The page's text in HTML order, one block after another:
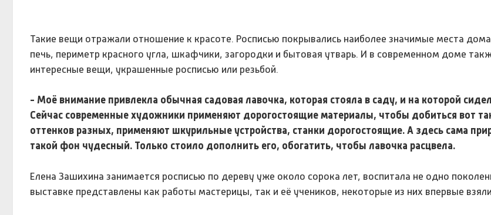
Такие вещи отражали отношение к красоте. Росписью покрывались наиболее значимые места
печь, периметр красного угла, шкафчики, загородки и бытовая утварь. И в современном доме
интересные вещи, украшенные росписью или резьбой.
- Моё внимание привлекла обычная садовая лавочка, которая стояла в саду, и на которой
Сейчас современные художники применяют дорогостоящие материалы, чтобы добиться вот
оттенков разных, применяют шкурильные устройства, станки дорогостоящие. А здесь сама
такой фон чудесный. Только стоило дополнить его, обогатить, чтобы лавочка расцвела.
Елена Зашихина занимается росписью по дереву уже около сорока лет, воспитала не одно
выставке представлены как работы мастерицы, так и её учеников, некоторые из них впервые взяли